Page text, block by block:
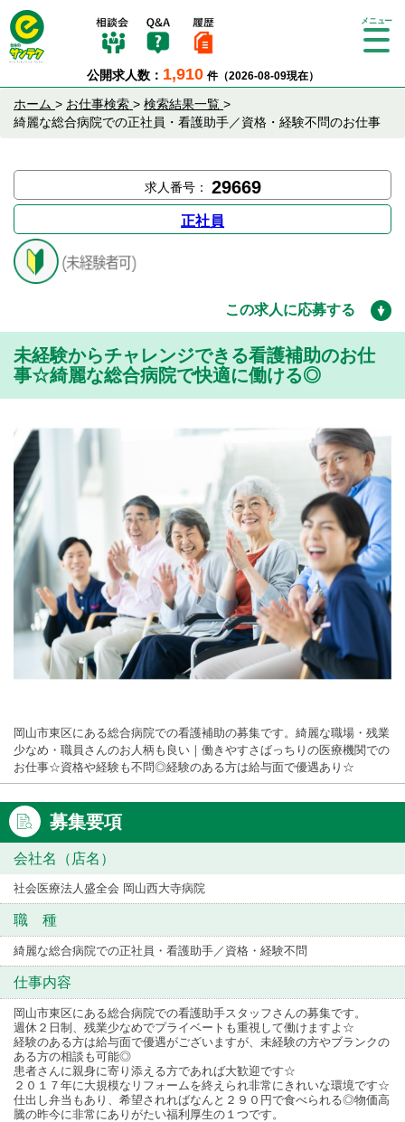
公開求人数： 1,910 件（2026-08-09現在）
Tog
ion
ホーム > お仕事検索 > 検索結果一覧 >
綺麗な総合病院での正社員・看護助手／資格・経験不問のお仕事
求人番号： 29669
正社員
この求人に応募する
未経験からチャレンジできる看護補助のお仕
事☆綺麗な総合病院で快適に働ける◎
岡山市東区にある総合病院での看護補助の募集です。綺麗な職場・残業
少なめ・職員さんのお人柄も良い｜働きやすさばっちりの医療機関での
お仕事☆資格や経験も不問◎経験のある方は給与面で優遇あり☆
募集要項
会社名（店名）
社会医療法人盛全会 岡山西大寺病院
職 種
綺麗な総合病院での正社員・看護助手／資格・経験不問
仕事内容
岡山市東区にある総合病院での看護助手スタッフさんの募集です。
週休２日制、残業少なめでプライベートも重視して働けますよ☆
経験のある方は給与面で優遇がございますが、未経験の方やブランクの
ある方の相談も可能◎
患者さんに親身に寄り添える方であれば大歓迎です☆
２０１７年に大規模なリフォームを終えられ非常にきれいな環境です☆
仕出し弁当もあり、希望されればなんと２９０円で食べられる◎物価高
騰の昨今に非常にありがたい福利厚生の１つです。